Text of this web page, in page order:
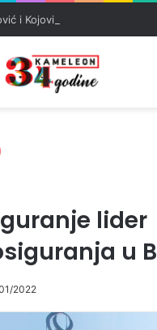
lider
u
2022